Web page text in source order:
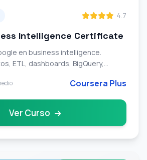
4.7
Intelligence Certificate
en business intelligence.
ETL, dashboards, BigQuery,
Coursera Plus
Ver Curso